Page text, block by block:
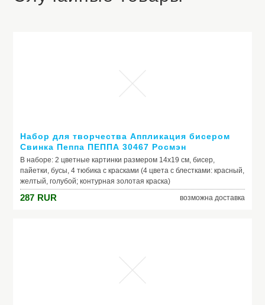
Набор для творчества Аппликация бисером
Свинка Пеппа ПЕППА 30467 Росмэн
В наборе: 2 цветные картинки размером 14х19 см, бисер,
пайетки, бусы, 4 тюбика с красками (4 цвета с блестками: красный,
желтый, голубой; контурная золотая краска)
287 RUR возможна доставка